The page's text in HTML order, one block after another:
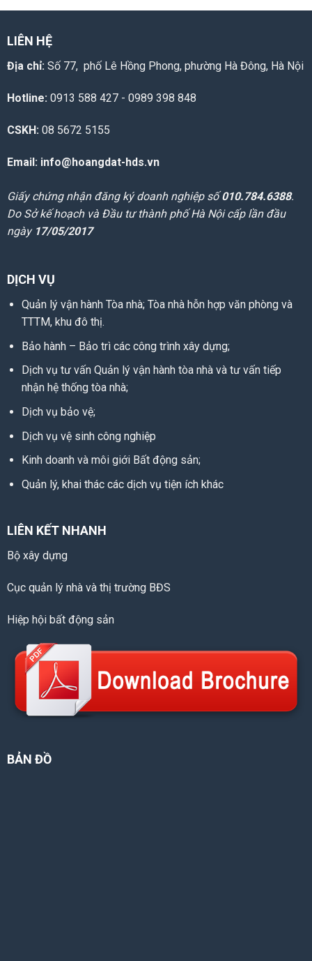
LIÊN HỆ
Địa chỉ: Số 77, phố Lê Hồng Phong, phường Hà Đông, Hà Nội
Hotline: 0913 588 427 - 0989 398 848
CSKH: 08 5672 5155
Email: info@hoangdat-hds.vn
Giấy chứng nhận đăng ký doanh nghiệp số010.784.6388.
Do Sở kế hoạch và Đầu tư thành phố Hà Nội cấp lần đầu
ngày 17/05/2017
DỊCH VỤ
Quản lý vận hành Tòa nhà; Tòa nhà hỗn hợp văn phòng và
TTTM, khu đô thị.
Bảo hành – Bảo trì các công trình xây dựng;
Dịch vụ tư vấn Quản lý vận hành tòa nhà và tư vấn tiếp
nhận hệ thống tòa nhà;
Dịch vụ bảo vệ;
Dịch vụ vệ sinh công nghiệp
Kinh doanh và môi giới Bất động sản;
Quản lý, khai thác các dịch vụ tiện ích khác
LIÊN KẾT NHANH
Bộ xây dựng
Cục quản lý nhà và thị trường BĐS
Hiệp hội bất động sản
BẢN ĐỒ